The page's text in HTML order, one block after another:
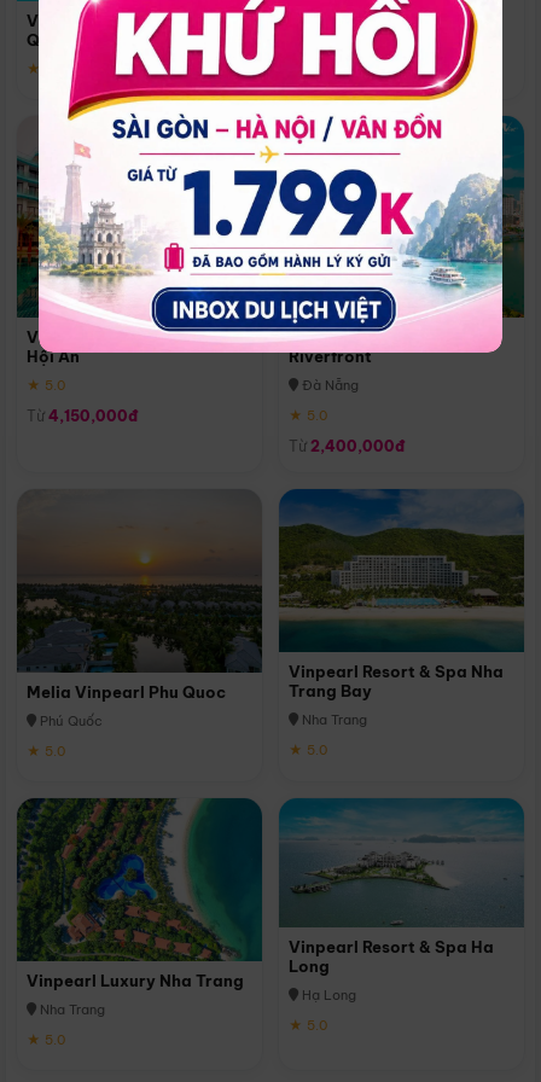
Vinpearl Resort & Spa Phu
Quoc
★ 5.0
Quoc
Phú Quốc
★ 5.0
Vinpearl Resort & Golf Nam
Hội An
★ 5.0
Từ 4,150,000đ
Melia Vinpearl Danang
Riverfront
Đà Nẵng
★ 5.0
Từ 2,400,000đ
Melia Vinpearl Phu Quoc
Phú Quốc
★ 5.0
Vinpearl Resort & Spa Nha
Trang Bay
Nha Trang
★ 5.0
Vinpearl Luxury Nha Trang
Nha Trang
★ 5.0
Vinpearl Resort & Spa Ha
Long
Hạ Long
★ 5.0